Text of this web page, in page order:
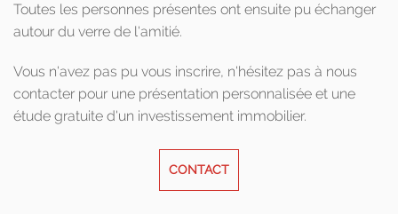
Toutes les personnes présentes ont ensuite pu échanger
autour du verre de l'amitié.
Vous n'avez pas pu vous inscrire, n'hésitez pas à nous
contacter pour une présentation personnalisée et une
étude gratuite d'un investissement immobilier.
CONTACT